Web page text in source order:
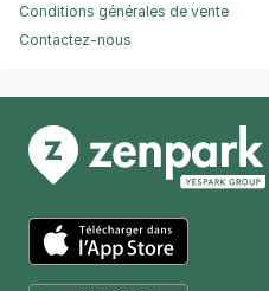
Conditions générales de vente
Contactez-nous
App Store